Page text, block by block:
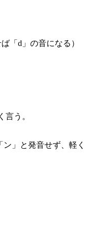
「d」の音になる）
言う。
」と発音せず、軽く